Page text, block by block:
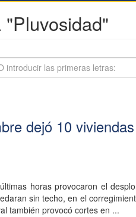
dejó 10
horas provocaron el
sin techo, en el
también provocó cortes en ...